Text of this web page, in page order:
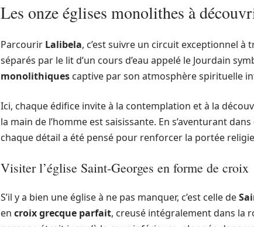
Les onze églises monolithes à
Parcourir Lalibela, c’est suivre un circuit exceptionnel à
séparés par le lit d’un cours d’eau appelé le Jourdain
monolithiques captive par son atmosphère spirituelle
Ici, chaque édifice invite à la contemplation et à la
la main de l’homme est saisissante. En s’aventurant
chaque détail a été pensé pour renforcer la portée
Visiter l’église Saint-Georges en forme de croix
S’il y a bien une église à ne pas manquer, c’est celle de
en croix grecque parfait, creusé intégralement dans la